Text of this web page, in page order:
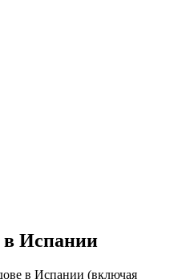
в Испании
в Испании (включая